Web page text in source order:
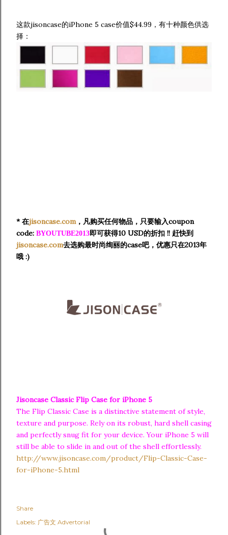
这款jisoncase的iPhone 5 case价值$44.99，有十种颜色供选
择：
* 在jisoncase.com，凡购买任何物品，只要输入coupon
code: BYOUTUBE2013即可获得10 USD的折扣 !! 赶快到
jisoncase.com去选购最时尚绚丽的case吧，优惠只在2013年
哦 :)
Jisoncase Classic Flip Case for iPhone 5
The Flip Classic Case is a distinctive statement of style,
texture and purpose. Rely on its robust, hard shell casing
and perfectly snug fit for your device. Your iPhone 5 will
still be able to slide in and out of the shell effortlessly.
http://www.jisoncase.com/product/Flip-Classic-Case-
for-iPhone-5.html
Share
Labels: 广告文 Advertorial